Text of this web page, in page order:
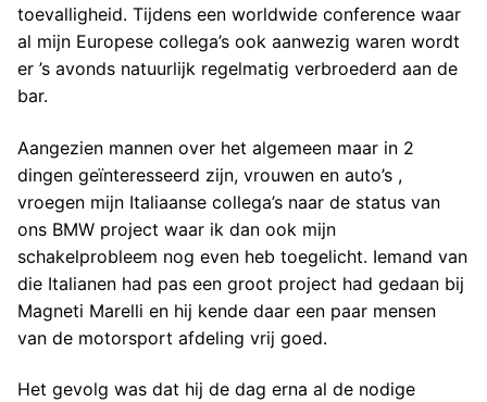
toevalligheid. Tijdens een worldwide conference waar
al mijn Europese collega’s ook aanwezig waren wordt
er ’s avonds natuurlijk regelmatig verbroederd aan de
bar.
Aangezien mannen over het algemeen maar in 2
dingen geïnteresseerd zijn, vrouwen en auto’s ,
vroegen mijn Italiaanse collega’s naar de status van
ons BMW project waar ik dan ook mijn
schakelprobleem nog even heb toegelicht. Iemand van
die Italianen had pas een groot project had gedaan bij
Magneti Marelli en hij kende daar een paar mensen
van de motorsport afdeling vrij goed.
Het gevolg was dat hij de dag erna al de nodige